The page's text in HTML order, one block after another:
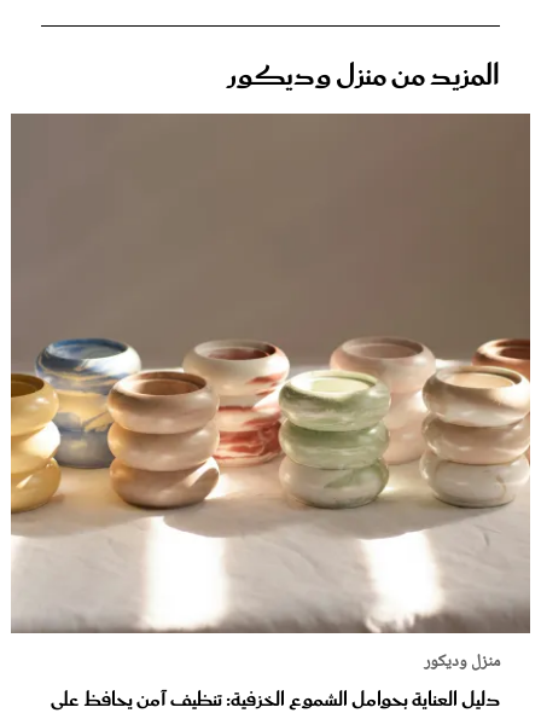
المزيد من منزل وديكور
منزل وديكور
دليل العناية بحوامل الشموع الخزفية: تنظيف آمن يحافظ على